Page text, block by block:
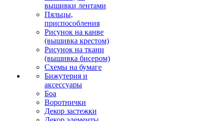
вышивки лентами
Пяльцы,
приспособления
Рисунок на канве
(вышивка крестом)
Рисунок на ткани
(вышивка бисером)
Схемы на бумаге
Бижутерия и
аксессуары
Боа
Воротнички
Декор застежки